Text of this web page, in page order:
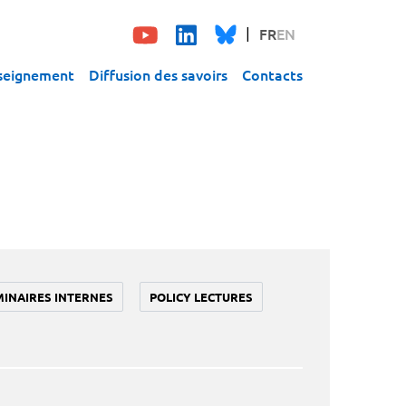
FREN
Diffusion des savoirs Contacts
INTERNES POLICY LECTURES